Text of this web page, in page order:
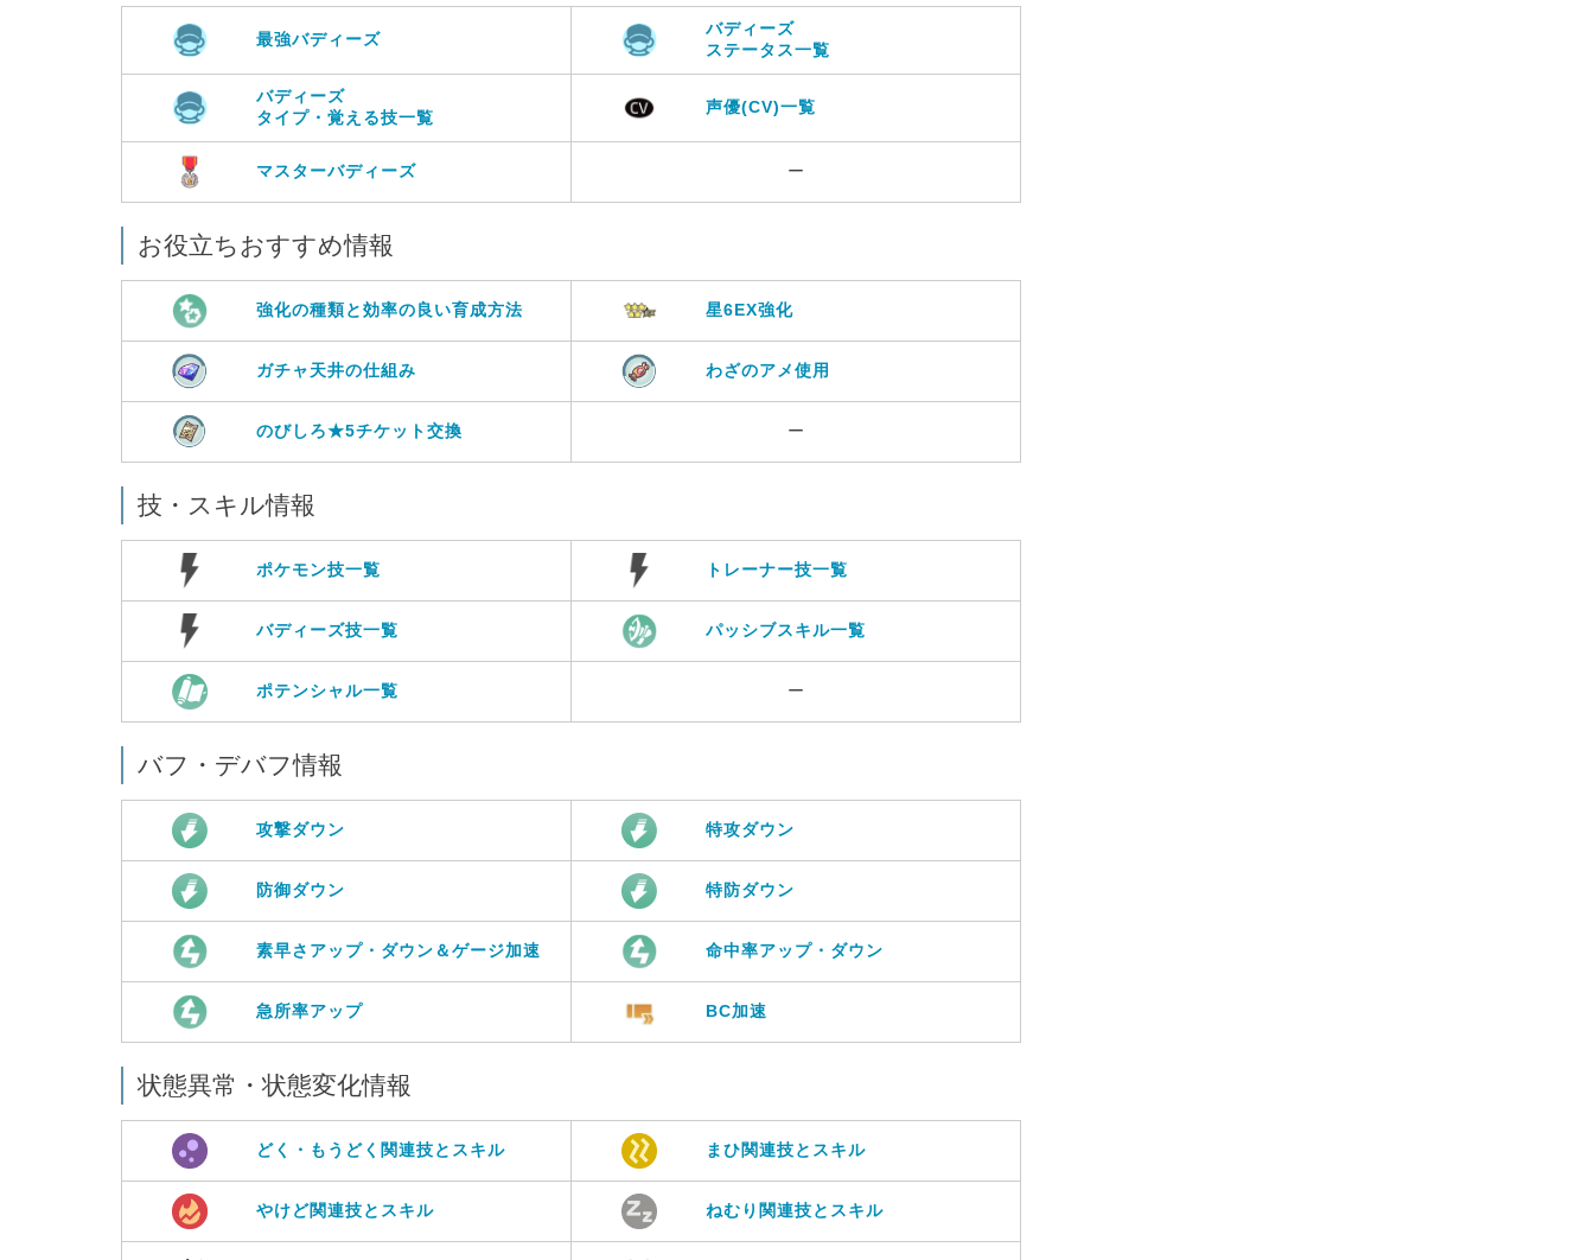
最強バディーズ
バディーズ
ステータス一覧
バディーズ
タイプ・覚える技一覧
声優(CV)一覧
マスターバディーズ ー
お役立ちおすすめ情報
強化の種類と効率の良い育成方法 星6EX強化
ガチャ天井の仕組み わざのアメ使用
のびしろ★5チケット交換 ー
技・スキル情報
ポケモン技一覧 トレーナー技一覧
バディーズ技一覧 パッシブスキル一覧
ポテンシャル一覧 ー
バフ・デバフ情報
攻撃ダウン 特攻ダウン
防御ダウン 特防ダウン
素早さアップ・ダウン＆ゲージ加速 命中率アップ・ダウン
急所率アップ BC加速
状態異常・状態変化情報
どく・もうどく関連技とスキル まひ関連技とスキル
やけど関連技とスキル ねむり関連技とスキル